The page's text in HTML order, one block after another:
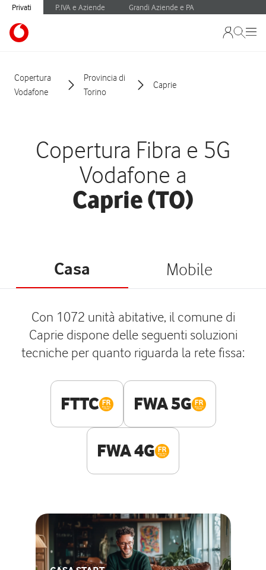
Privati P.IVA e Aziende Grandi Aziende e PA
Copertura
Vodafone
Provincia di
Torino
Caprie
Copertura Fibra e 5G
Vodafone a
Caprie (TO)
Casa Mobile
Con 1072 unità abitative, il comune di
Caprie dispone delle seguenti soluzioni
tecniche per quanto riguarda la rete fissa:
FTTC FWA 5G
FWA 4G